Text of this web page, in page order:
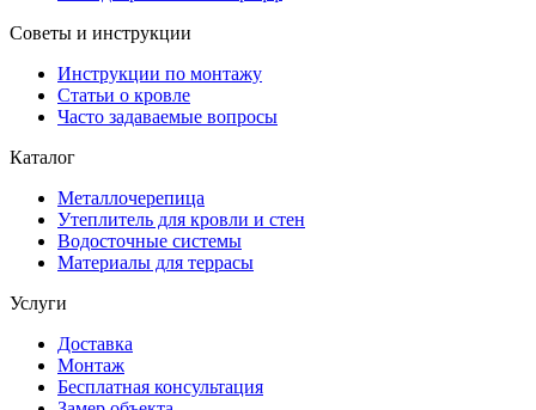
Советы и инструкции
Инструкции по монтажу
Статьи о кровле
Часто задаваемые вопросы
Каталог
Металлочерепица
Утеплитель для кровли и стен
Водосточные системы
Материалы для террасы
Услуги
Доставка
Монтаж
Бесплатная консультация